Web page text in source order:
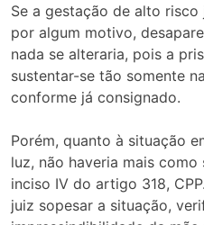
Se a gestação de alto risco
por algum motivo,
nada se alteraria, pois a
sustentar-se tão somente
conforme já consignado.
Porém, quanto à situação
luz, não haveria mais
inciso IV do artigo 318,
juiz sopesar a situação,